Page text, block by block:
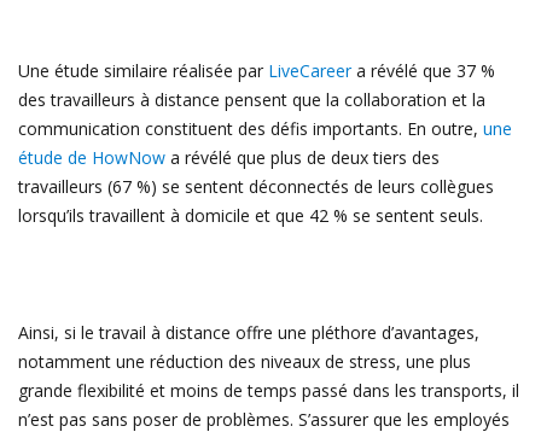
Une étude similaire réalisée par LiveCareera révélé que 37 %
des travailleurs à distance pensent que la collaboration et la
communication constituent des défis importants. En outre, une
étude de HowNow a révélé que plus de deux tiers des
travailleurs (67 %) se sentent déconnectés de leurs collègues
lorsqu’ils travaillent à domicile et que 42 % se sentent seuls.
Ainsi, si le travail à distance offre une pléthore d’avantages,
notamment une réduction des niveaux de stress, une plus
grande flexibilité et moins de temps passé dans les transports, il
n’est pas sans poser de problèmes. S’assurer que les employés